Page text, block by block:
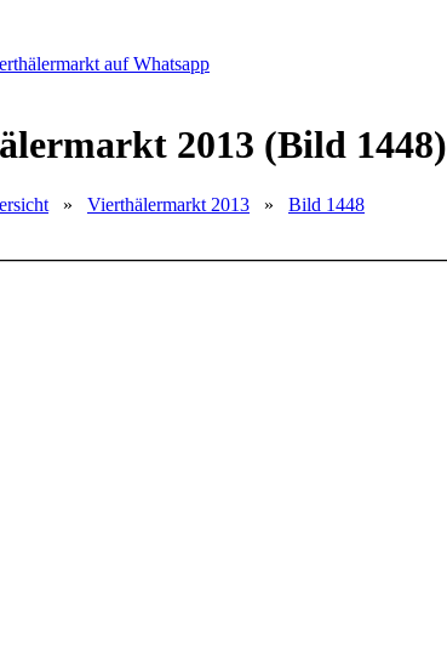
2013 (Bild 1448)
» Vierthälermarkt 2013 » Bild 1448